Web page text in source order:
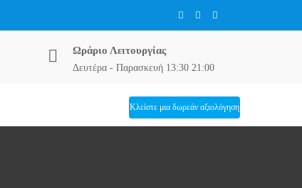
Ωράριο Λειτουργίας
Δευτέρα - Παρασκευή 13:30 21:00
Κλείστε μια δωρεάν αξιολόγηση